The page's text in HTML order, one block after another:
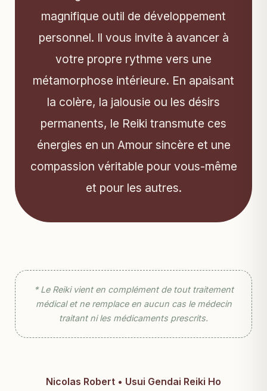
magnifique outil de développement
personnel. Il vous invite à avancer à
votre propre rythme vers une
métamorphose intérieure. En apaisant
la colère, la jalousie ou les désirs
permanents, le Reiki transmute ces
énergies en un Amour sincère et une
compassion véritable pour vous-même
et pour les autres.
* Le Reiki vient en complément de tout traitement
médical et ne remplace en aucun cas le médecin
traitant ni les médicaments prescrits.
Nicolas Robert • Usui Gendai Reiki Ho